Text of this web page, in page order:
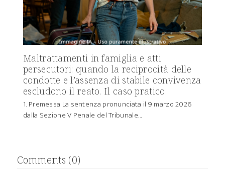
Maltrattamenti in famiglia e atti
persecutori: quando la reciprocità delle
condotte e l’assenza di stabile convivenza
escludono il reato. Il caso pratico.
1. Premessa La sentenza pronunciata il 9 marzo 2026
dalla Sezione V Penale del Tribunale…
Comments (0)